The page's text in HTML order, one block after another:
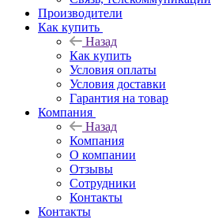
Производители
Как купить
Назад
Как купить
Условия оплаты
Условия доставки
Гарантия на товар
Компания
Назад
Компания
О компании
Отзывы
Сотрудники
Контакты
Контакты